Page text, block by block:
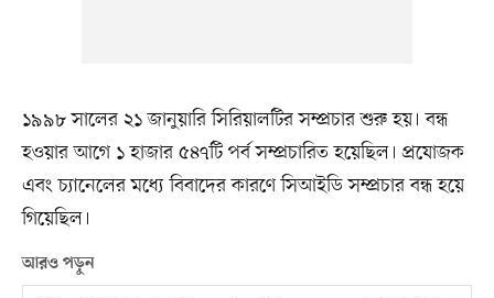
১৯৯৮ সালের ২১ জানুয়ারি সিরিয়ালটির সম্প্রচার শুরু হয়। বন্ধ
হওয়ার আগে ১ হাজার ৫৪৭টি পর্ব সম্প্রচারিত হয়েছিল। প্রযোজক
এবং চ্যানেলের মধ্যে বিবাদের কারণে সিআইডি সম্প্রচার বন্ধ হয়ে
গিয়েছিল।
আরও পড়ুন